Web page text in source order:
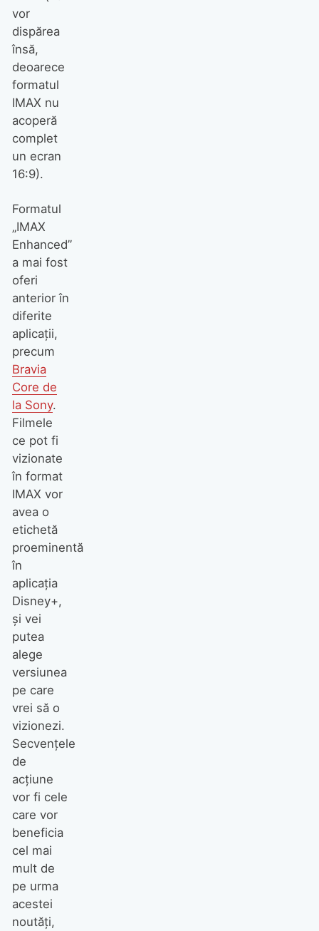
vor
dispărea
însă,
deoarece
formatul
IMAX nu
acoperă
complet
un ecran
16:9).
Formatul
„IMAX
Enhanced”
a mai fost
oferi
anterior în
diferite
aplicații,
precum
Bravia
Core de
la Sony.
Filmele
ce pot fi
vizionate
în format
IMAX vor
avea o
etichetă
proeminentă
în
aplicația
Disney+,
și vei
putea
alege
versiunea
pe care
vrei să o
vizionezi.
Secvențele
de
acțiune
vor fi cele
care vor
beneficia
cel mai
mult de
pe urma
acestei
noutăți,